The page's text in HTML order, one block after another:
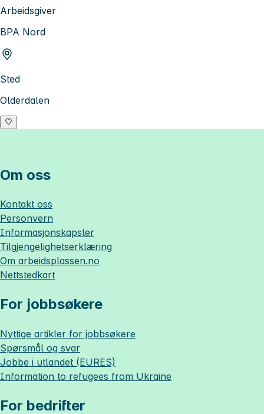
Arbeidsgiver
BPA Nord
Sted
Olderdalen
Om oss
Kontakt oss
Personvern
Informasjonskapsler
Tilgjengelighetserklæring
Om arbeidsplassen.no
Nettstedkart
For jobbsøkere
Nyttige artikler for jobbsøkere
Spørsmål og svar
Jobbe i utlandet (EURES)
Information to refugees from Ukraine
For bedrifter